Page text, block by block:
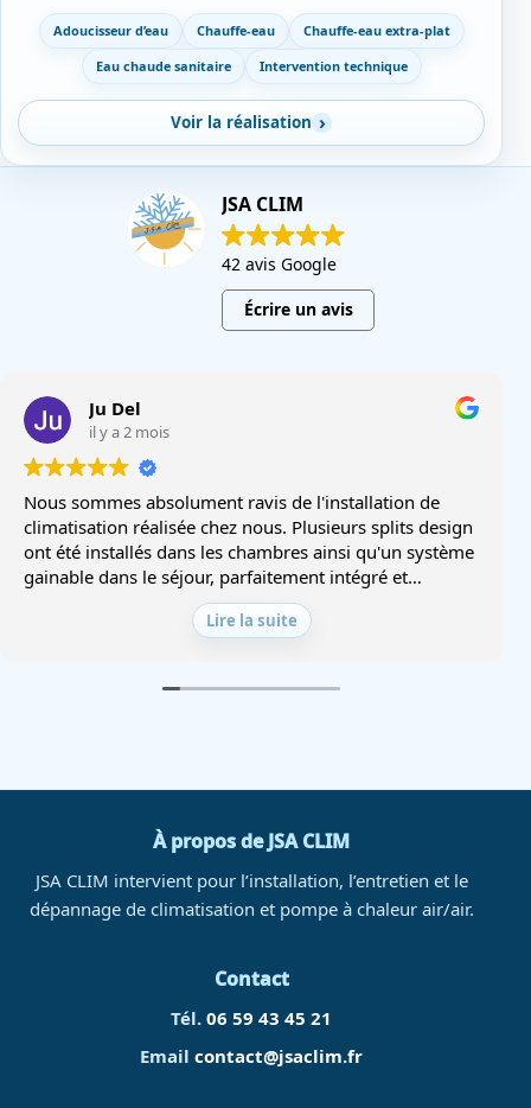
Adoucisseur d’eau Chauffe-eau
Chauffe-eau extra-plat
Eau chaude sanitaire
Intervention technique
Voir la réalisation
JSA CLIM
42 avis Google
Écrire un avis
Ju Del
il y a 2 mois
Nous sommes absolument ravis de l'installation de
climatisation réalisée chez nous. Plusieurs splits design
ont été installés dans les chambres ainsi qu'un système
gainable dans le séjour, parfaitement intégré et
professionnalisme. Une entreprise de confiance que
nous recommandons sans hésiter !
Lire la suite
À propos de JSA CLIM
JSA CLIM intervient pour l’installation, l’entretien et le
dépannage de climatisation et pompe à chaleur air/air.
Contact
Tél. 06 59 43 45 21
Email contact@jsaclim.fr